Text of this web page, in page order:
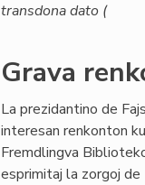
transdona dato (
Grava
La prezidantino de
interesan renkonton
Fremdlingva
esprimitaj la zorgoj